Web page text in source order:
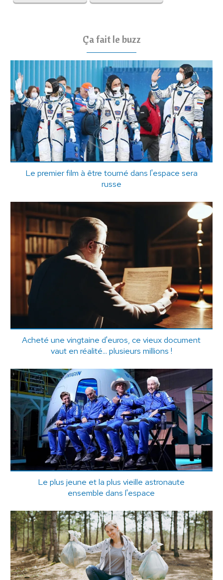
Ça fait le buzz
Le premier film à être tourné dans l'espace sera
russe
Acheté une vingtaine d'euros, ce vieux document
vaut en réalité... plusieurs millions !
Le plus jeune et la plus vieille astronaute
ensemble dans l'espace